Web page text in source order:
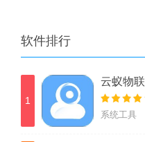
软件排行
1
云蚁物联
系统工具